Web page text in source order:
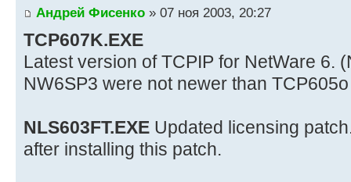
Андрей Фисенко » 07 ноя 2003, 20:27
TCP607K.EXE
Latest version of TCPIP for NetWare 6.
NW6SP3 were not newer than
NLS603FT.EXE Updated licensing
after installing this patch.